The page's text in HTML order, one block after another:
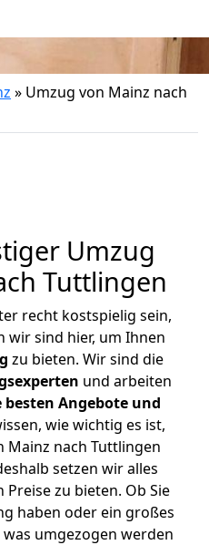
» Umzug von Mainz nach
Umzug
Tuttlingen
recht kostspielig sein,
wir sind hier, um Ihnen
zu bieten. Wir sind die
und arbeiten
besten Angebote und
wie wichtig es ist,
Mainz nach Tuttlingen
setzen wir alles
zu bieten. Ob Sie
haben oder ein großes
umgezogen werden